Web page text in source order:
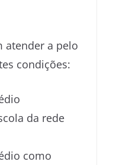
atender a pelo
condições:
da rede
como